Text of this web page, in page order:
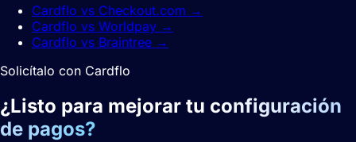
Cardflo vs Checkout.com →
Cardflo vs Worldpay →
Cardflo vs Braintree →
Solicítalo con Cardflo
¿Listo para mejorar tu configuración
de pagos?